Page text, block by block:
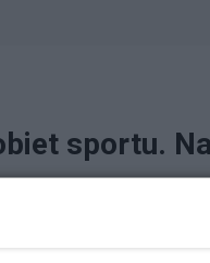
sportu. Na
Świątek – Jej wartość